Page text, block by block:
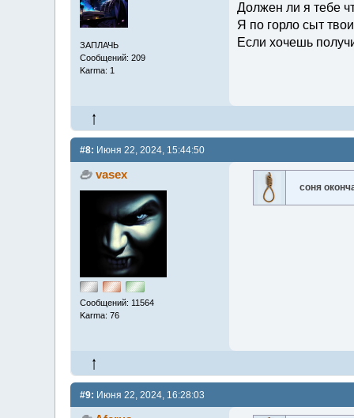
ЗАПЛАЧЬ
Сообщений: 209
Karma: 1
Должен ли я тебе
Я по горло сыт
Если хочешь
#8: Июня 22, 2024, 15:44:50
vasex
Сообщений: 11564
Karma: 76
соня
#9: Июня 22, 2024, 16:28:03